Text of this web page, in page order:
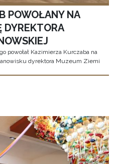
POWOŁANY NA
DYREKTORA
powołał Kazimierza Kurczaba na
dyrektora Muzeum Ziemi